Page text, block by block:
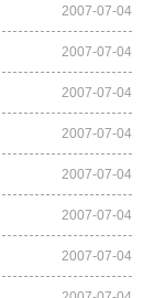
2007-07-04
2007-07-04
2007-07-04
2007-07-04
2007-07-04
2007-07-04
2007-07-04